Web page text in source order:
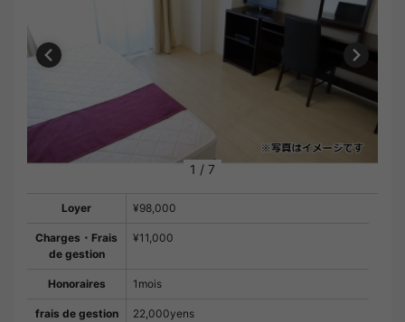
1 / 7
Loyer ¥98,000
Charges・Frais
de gestion
¥11,000
Honoraires 1mois
frais de gestion 22,000yens